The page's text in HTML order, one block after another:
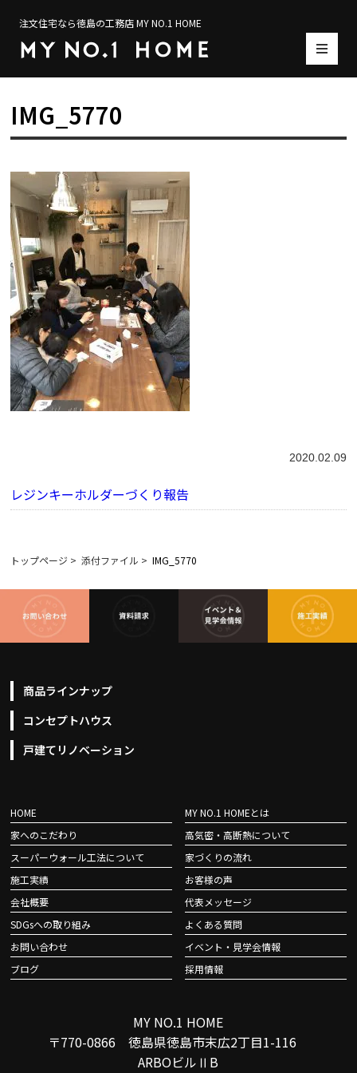
注文住宅なら徳島の工務店 MY NO.1 HOME
IMG_5770
2020.02.09
レジンキーホルダーづくり報告
トップページ > 添付ファイル > IMG_5770
商品ラインナップ
コンセプトハウス
戸建てリノベーション
HOME
MY NO.1 HOMEとは
家へのこだわり
高気密・高断熱について
スーパーウォール工法について
家づくりの流れ
施工実績
お客様の声
会社概要
代表メッセージ
SDGsへの取り組み
よくある質問
お問い合わせ
イベント・見学会情報
ブログ
採用情報
MY NO.1 HOME
〒770-0866 徳島県徳島市末広2丁目1-116
ARBOビルⅡB